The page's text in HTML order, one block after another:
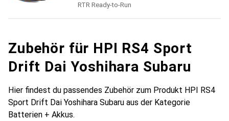
RTR Ready-to-Run
Zubehör für HPI RS4 Sport
Drift Dai Yoshihara Subaru
Hier findest du passendes Zubehör zum Produkt HPI RS4
Sport Drift Dai Yoshihara Subaru aus der Kategorie
Batterien + Akkus.